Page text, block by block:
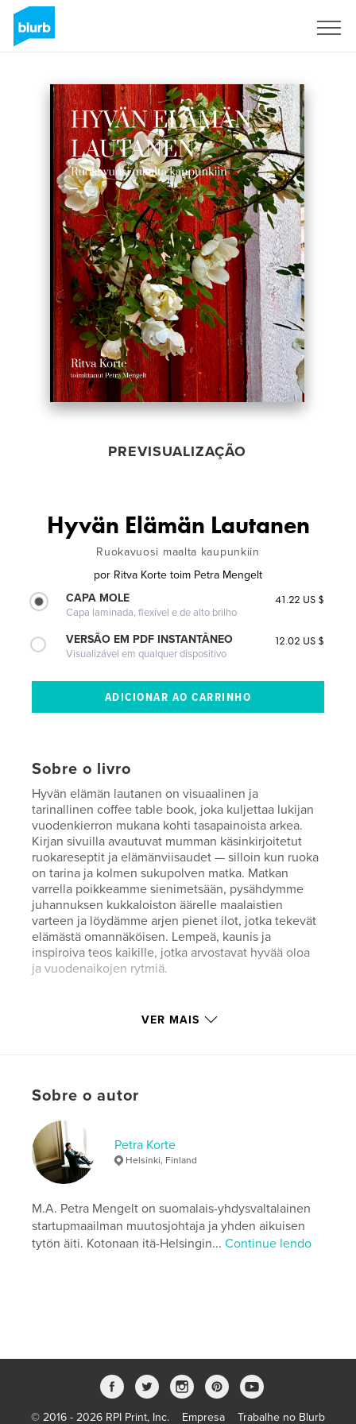
PREVISUALIZAÇÃO
Hyvän Elämän Lautanen
Ruokavuosi maalta kaupunkiin
por Ritva Korte toim Petra Mengelt
CAPA MOLE
Capa laminada, flexível e de alto brilho
41.22 US $
VERSÃO EM PDF INSTANTÂNEO
Visualizável em qualquer dispositivo
12.02 US $
Sobre o livro
Hyvän elämän lautanen on visuaalinen ja
tarinallinen coffee table book, joka kuljettaa lukijan
vuodenkierron mukana kohti tasapainoista arkea.
Kirjan sivuilla avautuvat mumman käsinkirjoitetut
ruokareseptit ja elämänviisaudet — silloin kun ruoka
on tarina ja kolmen sukupolven matka. Matkan
varrella poikkeamme sienimetsään, pysähdymme
juhannuksen kukkaloiston äärelle maalaistien
varteen ja löydämme arjen pienet ilot, jotka tekevät
elämästä omannäköisen. Lempeä, kaunis ja
inspiroiva teos kaikille, jotka arvostavat hyvää oloa
ja vuodenaikojen rytmiä.
Características e detalhes
Opção de projeto:
Nº de páginas:
ISBN
Capa mole: 9789528814948
Data de publicação:
IdiomaFinnish
Palavras-chavee
VER MAIS
Sobre o autor
Petra Korte
Helsinki, Finland
M.A. Petra Mengelt on suomalais-yhdysvaltalainen
startupmaailman muutosjohtaja ja yhden aikuisen
tytön äiti. Kotonaan itä-Helsingin...Continue lendo
© 2016 - 2026 RPI Print, Inc. Empresa Trabalhe no Blurb